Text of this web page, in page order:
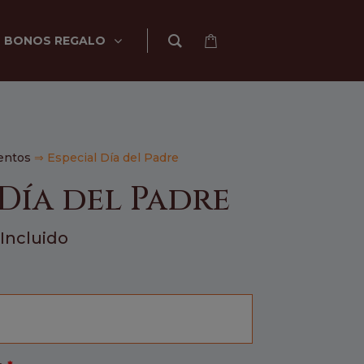
BONOS REGALO
⇒ Especial Día del Padre
del Padre
Incluido